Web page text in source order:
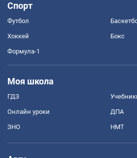
Спорт
Футбол
Хоккей Бокс
Формула-1
Моя школа
ГДЗ
Онлайн уроки ДПА
ЗНО НМТ